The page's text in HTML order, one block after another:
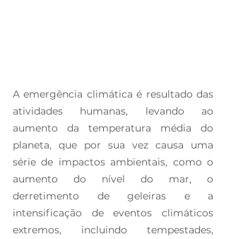
A emergência climática é resultado das
atividades humanas, levando ao
aumento da temperatura média do
planeta, que por sua vez causa uma
série de impactos ambientais, como o
aumento do nível do mar, o
derretimento de geleiras e a
intensificação de eventos climáticos
extremos, incluindo tempestades,